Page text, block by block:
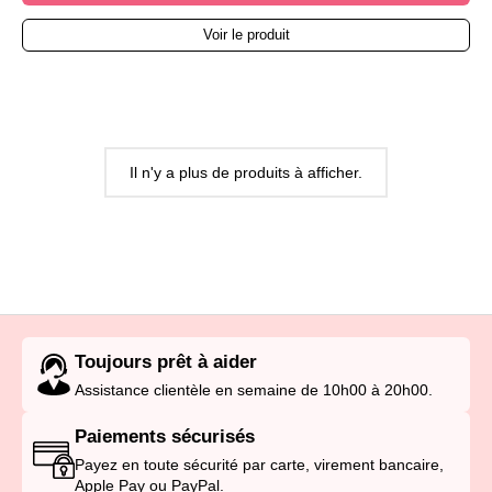
Voir le produit
Il n'y a plus de produits à afficher.
Toujours prêt à aider
Assistance clientèle en semaine de 10h00 à 20h00.
Paiements sécurisés
Payez en toute sécurité par carte, virement bancaire,
Apple Pay ou PayPal.